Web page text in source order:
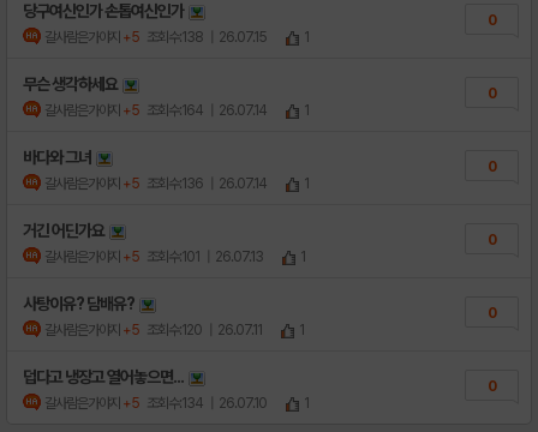
당구여신인가 손톱여신인가
갈사람은가야지 +5 조회수:138 | 26.07.15 1
0
무슨 생각하세요
갈사람은가야지 +5 조회수:164 | 26.07.14 1
0
바다와 그녀
갈사람은가야지 +5 조회수:136 | 26.07.14 1
0
거긴 어딘가요
갈사람은가야지 +5 조회수:101 | 26.07.13 1
0
사탕이유? 담배유?
갈사람은가야지 +5 조회수:120 | 26.07.11 1
0
덥다고 냉장고 열어놓으면...
갈사람은가야지 +5 조회수:134 | 26.07.10 1
0